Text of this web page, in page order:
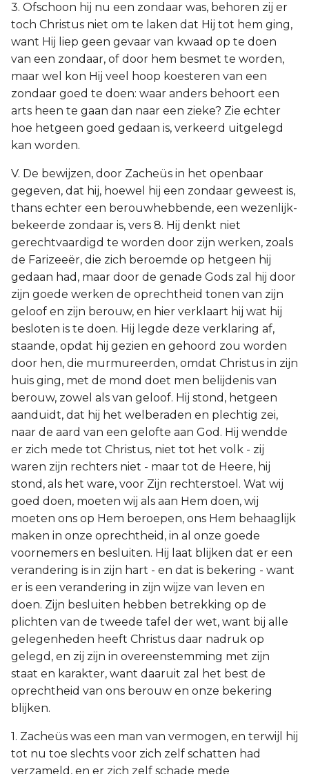
3. Ofschoon hij nu een zondaar was, behoren zij er
toch Christus niet om te laken dat Hij tot hem ging,
want Hij liep geen gevaar van kwaad op te doen
van een zondaar, of door hem besmet te worden,
maar wel kon Hij veel hoop koesteren van een
zondaar goed te doen: waar anders behoort een
arts heen te gaan dan naar een zieke? Zie echter
hoe hetgeen goed gedaan is, verkeerd uitgelegd
kan worden.
V. De bewijzen, door Zacheüs in het openbaar
gegeven, dat hij, hoewel hij een zondaar geweest is,
thans echter een berouwhebbende, een wezenlijk-
bekeerde zondaar is, vers 8. Hij denkt niet
gerechtvaardigd te worden door zijn werken, zoals
de Farizeeër, die zich beroemde op hetgeen hij
gedaan had, maar door de genade Gods zal hij door
zijn goede werken de oprechtheid tonen van zijn
geloof en zijn berouw, en hier verklaart hij wat hij
besloten is te doen. Hij legde deze verklaring af,
staande, opdat hij gezien en gehoord zou worden
door hen, die murmureerden, omdat Christus in zijn
huis ging, met de mond doet men belijdenis van
berouw, zowel als van geloof. Hij stond, hetgeen
aanduidt, dat hij het welberaden en plechtig zei,
naar de aard van een gelofte aan God. Hij wendde
er zich mede tot Christus, niet tot het volk - zij
waren zijn rechters niet - maar tot de Heere, hij
stond, als het ware, voor Zijn rechterstoel. Wat wij
goed doen, moeten wij als aan Hem doen, wij
moeten ons op Hem beroepen, ons Hem behaaglijk
maken in onze oprechtheid, in al onze goede
voornemers en besluiten. Hij laat blijken dat er een
verandering is in zijn hart - en dat is bekering - want
er is een verandering in zijn wijze van leven en
doen. Zijn besluiten hebben betrekking op de
plichten van de tweede tafel der wet, want bij alle
gelegenheden heeft Christus daar nadruk op
gelegd, en zij zijn in overeenstemming met zijn
staat en karakter, want daaruit zal het best de
oprechtheid van ons berouw en onze bekering
blijken.
1. Zacheüs was een man van vermogen, en terwijl hij
tot nu toe slechts voor zich zelf schatten had
verzameld, en er zich zelf schade mede